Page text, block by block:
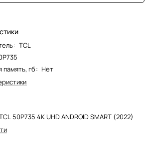
: TCL
память, гб: Нет
50P735 4K UHD ANDROID SMART (2022)